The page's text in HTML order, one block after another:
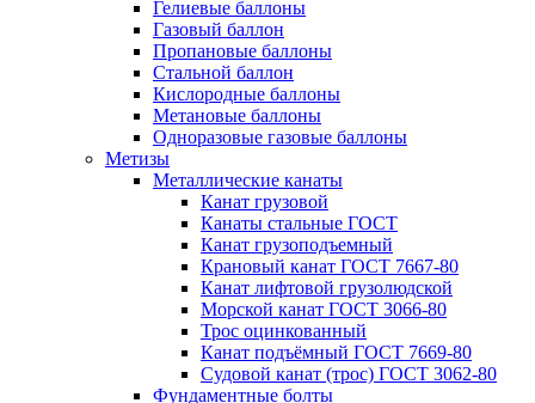
Гелиевые баллоны
Газовый баллон
Пропановые баллоны
Стальной баллон
Кислородные баллоны
Метановые баллоны
Одноразовые газовые баллоны
Метизы
Металлические канаты
Канат грузовой
Канаты стальные ГОСТ
Канат грузоподъемный
Крановый канат ГОСТ 7667-80
Канат лифтовой грузолюдской
Морской канат ГОСТ 3066-80
Трос оцинкованный
Канат подъёмный ГОСТ 7669-80
Судовой канат (трос) ГОСТ 3062-80
Фундаментные болты